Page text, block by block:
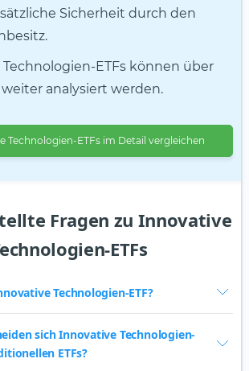
Sicherheit durch den
ETFs können über
analysiert werden.
Technologien-ETFs im Detail vergleichen
Fragen zu Innovative
ETFs
Technologien-ETF?
sich Innovative Technologien-
ETFs?